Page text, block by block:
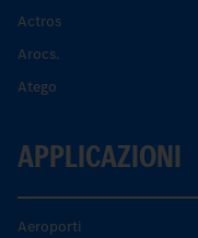
Actros
Arocs.
Atego
APPLICAZIONI
Aeroporti